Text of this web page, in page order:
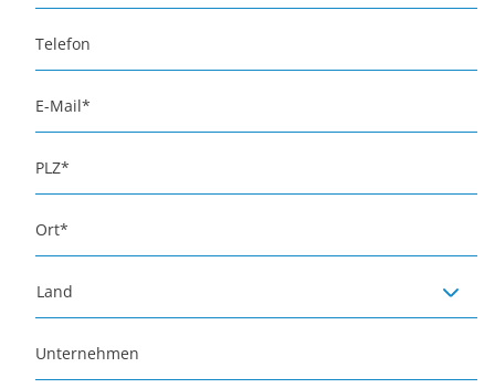
Telefon
E-Mail*
PLZ*
Ort*
Land
Unternehmen